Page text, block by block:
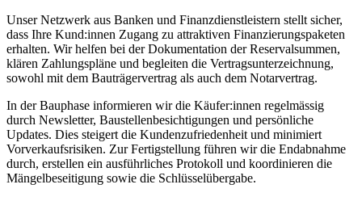
Unser Netzwerk aus Banken und Finanzdienstleistern stellt sicher,
dass Ihre Kund:innen Zugang zu attraktiven Finanzierungspaketen
erhalten. Wir helfen bei der Dokumentation der Reservalsummen,
klären Zahlungspläne und begleiten die Vertragsunterzeichnung,
sowohl mit dem Bauträgervertrag als auch dem Notarvertrag.
In der Bauphase informieren wir die Käufer:innen regelmässig
durch Newsletter, Baustellenbesichtigungen und persönliche
Updates. Dies steigert die Kundenzufriedenheit und minimiert
Vorverkaufsrisiken. Zur Fertigstellung führen wir die Endabnahme
durch, erstellen ein ausführliches Protokoll und koordinieren die
Mängelbeseitigung sowie die Schlüsselübergabe.